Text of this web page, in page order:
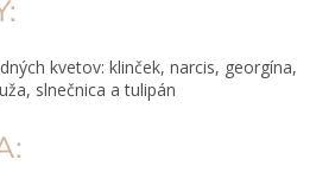
kvetov: klinček, narcis, georgína,
slnečnica a tulipán